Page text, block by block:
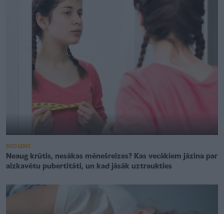
SKOLĒNS
Neaug krūtis, nesākas mēnešreizes? Kas vecākiem jāzina par
aizkavētu pubertitāti, un kad jāsāk uztraukties